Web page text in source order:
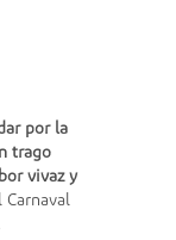
por la
trago
vivaz y
Carnaval